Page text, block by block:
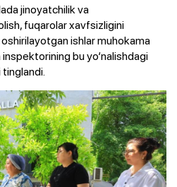
jinoyatchilik va
fuqarolar xavfsizligini
ishlar muhokama
bu yo‘nalishdagi